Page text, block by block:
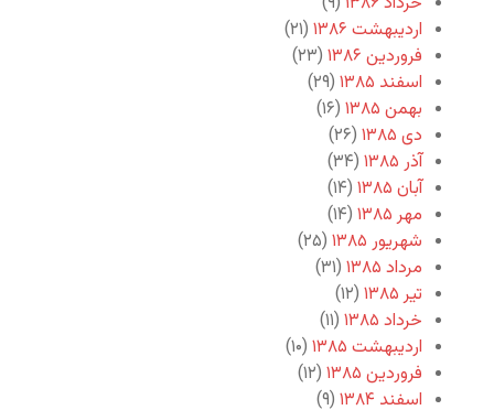
اردیبهشت ۱۳۸۶
(۲۱)
فروردین ۱۳۸۶
(۲۳)
اسفند ۱۳۸۵
(۲۹)
بهمن ۱۳۸۵
(۱۶)
دی ۱۳۸۵
(۲۶)
آذر ۱۳۸۵
(۳۴)
آبان ۱۳۸۵
(۱۴)
مهر ۱۳۸۵
(۱۴)
شهریور ۱۳۸۵
(۲۵)
مرداد ۱۳۸۵
(۳۱)
تیر ۱۳۸۵
(۱۲)
خرداد ۱۳۸۵
(۱۱)
اردیبهشت ۱۳۸۵
(۱۰)
فروردین ۱۳۸۵
(۱۲)
اسفند ۱۳۸۴
(۹)